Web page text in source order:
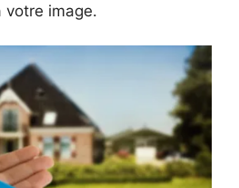
votre image.